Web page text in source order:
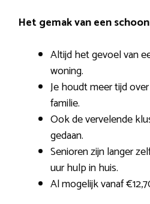
Het gemak van een
Altijd het gevoel van
woning.
Je houdt meer tijd
familie.
Ook de vervelende
gedaan.
Senioren zijn langer
uur hulp in huis.
Al mogelijk vanaf